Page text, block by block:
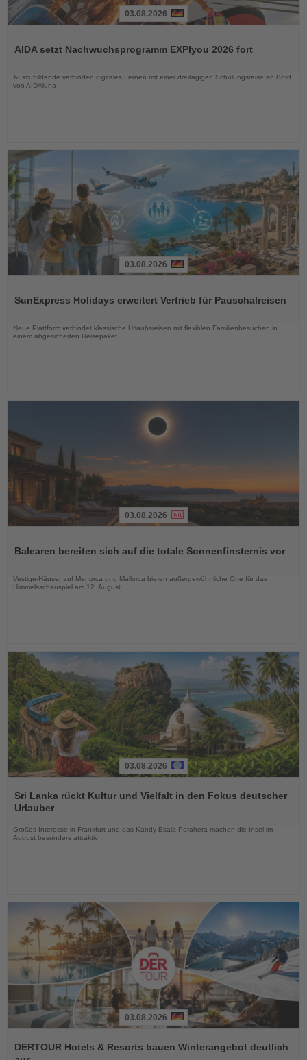
die
03.08.2026
AIDA setzt Nachwuchsprogramm EXPIyou 2026 fort
Auszubildende verbinden digitales Lernen mit einer dreitägigen Schulungsreise an Bord
von AIDAluna
die
03.08.2026
SunExpress Holidays erweitert Vertrieb für Pauschalreisen
Neue Plattform verbindet klassische Urlaubsreisen mit flexiblen Familienbesuchen in
einem abgesicherten Reisepaket
die
03.08.2026
Balearen bereiten sich auf die totale Sonnenfinsternis vor
Vestige-Häuser auf Menorca und Mallorca bieten außergewöhnliche Orte für das
Himmelsschauspiel am 12. August
Sie
die
03.08.2026
Sri Lanka rückt Kultur und Vielfalt in den Fokus deutscher
Urlauber
Großes Interesse in Frankfurt und das Kandy Esala Perahera machen die Insel im
August besonders attraktiv
Sie
die
03.08.2026
DERTOUR Hotels & Resorts bauen Winterangebot deutlich